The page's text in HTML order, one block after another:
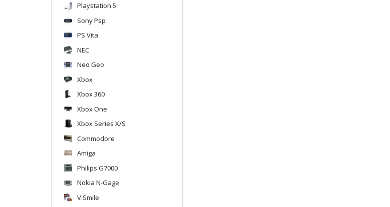
Playstation 5
Sony Psp
PS Vita
NEC
Neo Geo
Xbox
Xbox 360
Xbox One
Xbox Series X/S
Commodore
Amiga
Philips G7000
Nokia N-Gage
V.Smile